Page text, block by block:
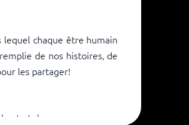
chaque être humain
de nos histoires, de
les partager!
et danse.